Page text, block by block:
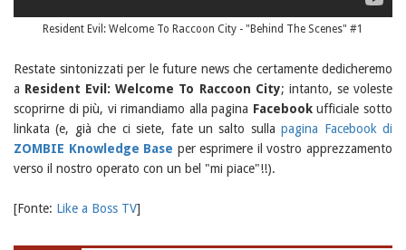
Resident Evil: Welcome To Raccoon City - "Behind The Scenes" #1
Restate sintonizzati per le future news che certamente dedicheremo
a Resident Evil: Welcome To Raccoon City; intanto, se voleste
scoprirne di più, vi rimandiamo alla pagina Facebookufficiale sotto
linkata (e, già che ci siete, fate un salto sullapagina Facebook di
ZOMBIE Knowledge Base per esprimere il vostro apprezzamento
verso il nostro operato con un bel "mi piace"!!).
[Fonte: Like a Boss TV]